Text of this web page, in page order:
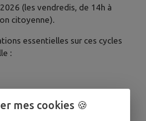
(les vendredis, de 14h à
citoyenne).
essentielles sur ces cycles
:
confiance en soi, vaincre la
mes cookies 🍪